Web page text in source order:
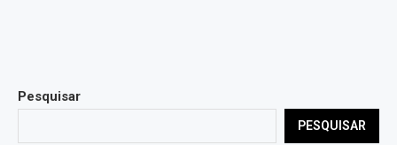
Pesquisar
PESQUISAR